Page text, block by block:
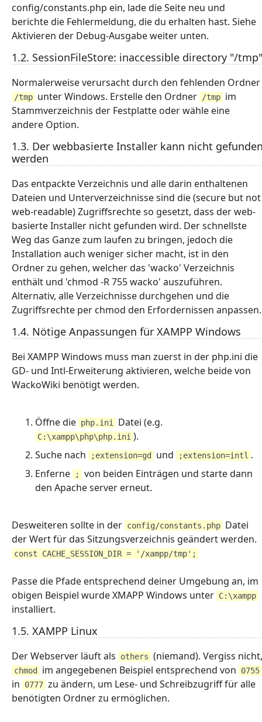
config/constants.php ein, lade die Seite neu und
berichte die Fehlermeldung, die du erhalten hast. Siehe
Aktivieren der Debug-Ausgabe weiter unten.
1.2. SessionFileStore: inaccessible directory "/tmp"
Normalerweise verursacht durch den fehlenden Ordner
/tmp unter Windows. Erstelle den Ordner /tmp im
Stammverzeichnis der Festplatte oder wähle eine
andere Option.
1.3. Der webbasierte Installer kann nicht
werden
Das entpackte Verzeichnis und alle darin enthaltenen
Dateien und Unterverzeichnisse sind die (secure but not
web-readable) Zugriffsrechte so gesetzt, dass der web-
basierte Installer nicht gefunden wird. Der schnellste
Weg das Ganze zum laufen zu bringen, jedoch die
Installation auch weniger sicher macht, ist in den
Ordner zu gehen, welcher das 'wacko' Verzeichnis
enthält und 'chmod -R 755 wacko' auszuführen.
Alternativ, alle Verzeichnisse durchgehen und die
Zugriffsrechte per chmod den Erfordernissen anpassen.
1.4. Nötige Anpassungen für XAMPP Windows
Bei XAMPP Windows muss man zuerst in der php.ini die
GD- und Intl-Erweiterung aktivieren, welche beide von
WackoWiki benötigt werden.
Öffne die php.ini Datei (e.g.
C:\xampp\php\php.ini ).
Suche nach
;extension=gd und ;extension=intl .
Enferne
;
von beiden Einträgen und starte dann
den Apache server erneut.
Desweiteren sollte in der config/constants.php Datei
der Wert für das Sitzungsverzeichnis geändert werden.
const CACHE_SESSION_DIR = '/xampp/tmp';
Passe die Pfade entsprechend deiner Umgebung an, im
obigen Beispiel wurde XMAPP Windows unter C:\xampp
installiert.
1.5. XAMPP Linux
Der Webserver läuft als others (niemand). Vergiss nicht,
chmod im angegebenen Beispiel entsprechend von 0755
in 0777 zu ändern, um Lese- und Schreibzugriff für alle
benötigten Ordner zu ermöglichen.